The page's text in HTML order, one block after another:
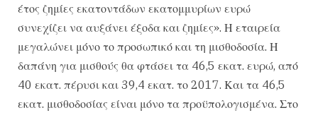
έτος ζημίες εκατοντάδων εκατομμυρίων ευρώ
συνεχίζει να αυξάνει έξοδα και ζημίες». Η εταιρεία
μεγαλώνει μόνο το προσωπικό και τη μισθοδοσία. Η
δαπάνη για μισθούς θα φτάσει τα 46,5 εκατ. ευρώ, από
40 εκατ. πέρυσι και 39,4 εκατ. το 2017. Και τα 46,5
εκατ. μισθοδοσίας είναι μόνο τα προϋπολογισμένα. Στο